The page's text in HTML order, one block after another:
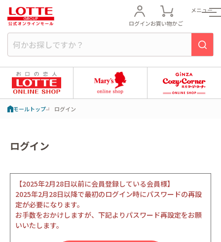
ログインお買い物かご
メニュー
モールトップ ログイン
ログイン
【2025年2月28日以前に会員登録している会員様】
2025年2月28日以降で最初のログイン時にパスワードの再設
定が必要になります。
お手数をおかけしますが、下記よりパスワード再設定をお願
いいたします。